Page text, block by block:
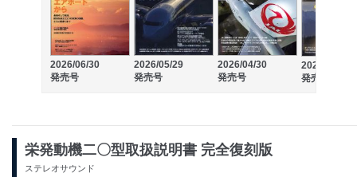
2026/06/30
発売号
2026/05/29
発売号
2026/04/30
発売号
2026/03/30
発売号
栄発動機二〇型取扱説明書 完全復刻版
ステレオサウンド